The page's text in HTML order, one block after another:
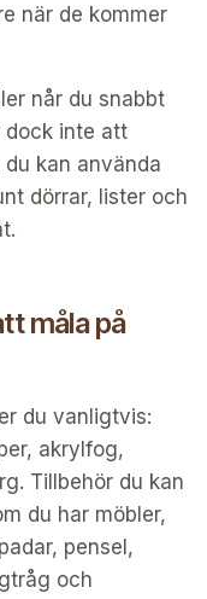
när de kommer
når du snabbt
dock inte att
kan använda
dörrar, lister och
måla på
du vanligtvis:
akrylfog,
Tillbehör du kan
du har möbler,
pensel,
och